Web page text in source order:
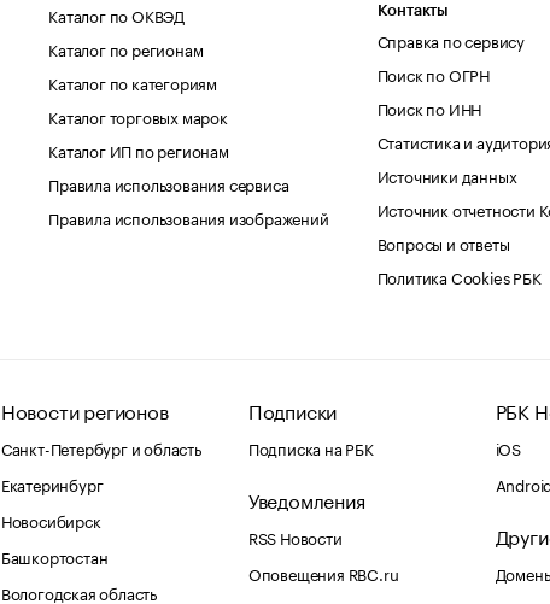
Каталог по ОКВЭД
Каталог по регионам
Каталог по категориям
Каталог торговых марок
Каталог ИП по регионам
Правила использования сервиса
Правила использования изображений
Контакты
Справка по сервису
Поиск по ОГРН
Поиск по ИНН
Статистика и
Источники данных
Источник отчетности
Вопросы и ответы
Политика Cookies РБК
Новости регионов
Санкт-Петербург и область
Екатеринбург
Новосибирск
Башкортостан
Вологодская область
Подписки
Подписка на РБК
Уведомления
RSS Новости
Оповещения RBC.ru
РБК
iOS